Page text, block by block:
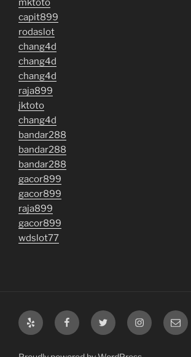
mktoto
capit899
rodaslot
chang4d
chang4d
chang4d
raja899
jktoto
chang4d
bandar288
bandar288
bandar288
gacor899
gacor899
raja899
gacor899
wdslot77
Yelp FacebookTwitter InstagramEmail